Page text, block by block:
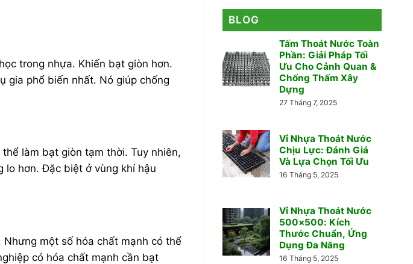
trong nhựa. Khiến bạt giòn hơn.
gia phổ biến nhất. Nó giúp chống
làm bạt giòn tạm thời. Tuy nhiên,
lo hơn. Đặc biệt ở vùng khí hậu
Nhưng một số hóa chất mạnh có thể
có hóa chất mạnh cần bạt
BLOG
Tấm Thoát Nước Toàn
Phần: Giải Pháp Tối
Ưu Cho Cảnh Quan &
Chống Thấm Xây
Dựng
27 Tháng 7, 2025
Vỉ Nhựa Thoát Nước
Chịu Lực: Đánh Giá
Và Lựa Chọn Tối Ưu
16 Tháng 5, 2025
Vỉ Nhựa Thoát Nước
500×500: Kích
Thước Chuẩn, Ứng
Dụng Đa Năng
16 Tháng 5, 2025